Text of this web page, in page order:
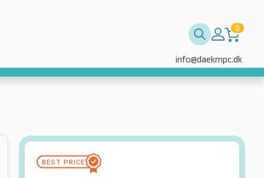
0
info@daekmpc.dk